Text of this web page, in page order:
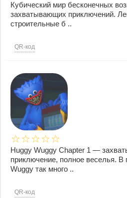
Кубический мир бесконечных
захватывающих приключений.
строительные б ..
QR-код
Huggy Wuggy Chapter 1 —
приключение, полное веселья. В
Wuggy так много ..
QR-код